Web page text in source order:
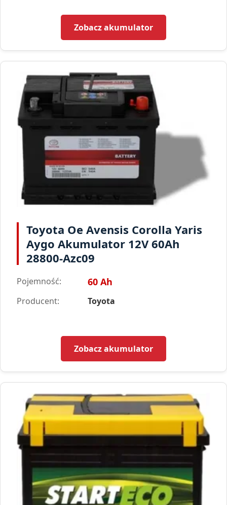
Zobacz akumulator
Toyota Oe Avensis Corolla Yaris
Aygo Akumulator 12V 60Ah
28800-Azc09
Pojemność: 60 Ah
Producent: Toyota
Zobacz akumulator